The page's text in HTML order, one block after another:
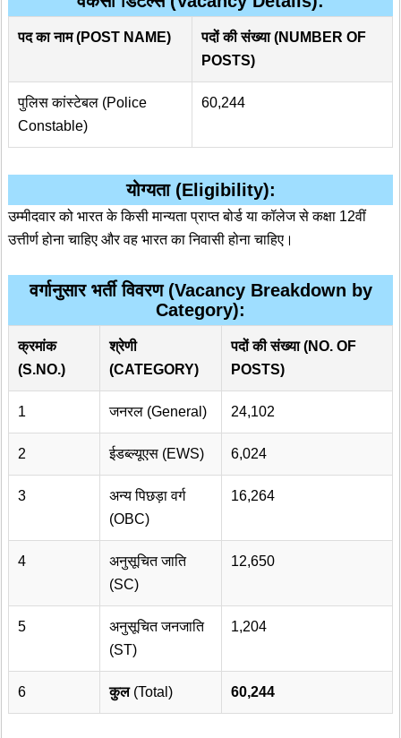
पद का नाम(POST NAME) पदों की संख्या(NUMBER OF
POSTS)
पुलिस कांस्टेबल (Police
Constable)
60,244
योग्यता (Eligibility):
उम्मीदवार को भारत के किसी मान्यता प्राप्त बोर्ड या कॉलेज से कक्षा 12वीं
उत्तीर्ण होना चाहिए और वह भारत का निवासी होना चाहिए।
वर्गानुसार भर्ती विवरण (Vacancy Breakdown by
Category):
क्रमांक
(S.NO.)
श्रेणी
(CATEGORY)
पदों की संख्या(NO. OF
POSTS)
1 जनरल (General) 24,102
2 ईडब्ल्यूएस (EWS) 6,024
3
अन्य पिछड़ा वर्ग
(OBC)
16,264
4
अनुसूचित जाति
(SC)
12,650
5
अनुसूचित जनजाति
(ST)
1,204
6 कुल(Total) 60,244